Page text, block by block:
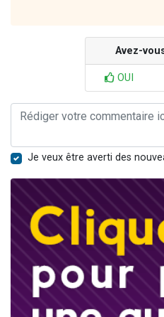
Avez-
OUI
Je veux être averti des